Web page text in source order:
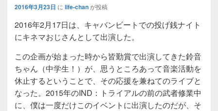
2016年3月23日 に life-chanが投稿
2016年2月17日は、キャバンビートでの投げ銭ナイト
にキネマおじさんとして出演した。
この企画が始まった時から皆勤賞で出演してきた鈴音
ちゃん（中学生！）が、思うところあって音楽活動を
休止するということで、その応援を兼ねてのライブと
なった。2015年のIND：トライアルの前の武者修業中
に、僕は一度だけこのイベントに出演したのだが、そ